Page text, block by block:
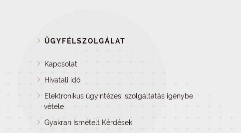
ÜGYFÉLSZOLGÁLAT
Kapcsolat
Hivatali idő
Elektronikus ügyintézési szolgáltatás igénybe
vétele
Gyakran Ismételt Kérdések